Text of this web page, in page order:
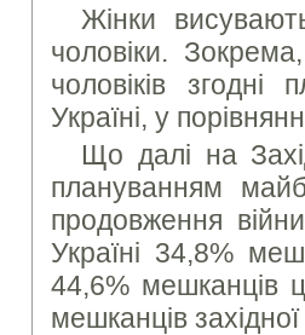
Жінки
чоловіки.
чоловіків
Україні, у
Що далі на
плануванням
продовження
Україні 34,8%
44,6% мешканців
мешканців